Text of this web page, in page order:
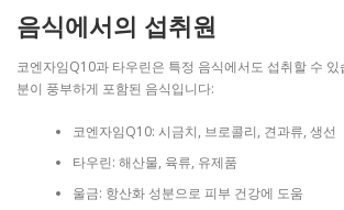
음식에서의 섭취원
코엔자임Q10과 타우린은 특정 음식에서도 섭취할 수 있
분이 풍부하게 포함된 음식입니다:
코엔자임Q10: 시금치, 브로콜리, 견과류, 생선
타우린: 해산물, 육류, 유제품
울금: 항산화 성분으로 피부 건강에 도움